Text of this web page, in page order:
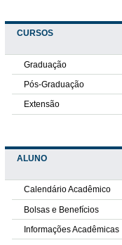
CURSOS
Graduação
Pós-Graduação
Extensão
ALUNO
Calendário Acadêmico
Bolsas e Benefícios
Informações Acadêmicas